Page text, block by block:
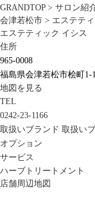
GRANDTOP > サロン紹
会津若松市 > エステテ
エステティック イシス
住所
965-0008
福島県会津若松市桧町1-
地図を見る
TEL
0242-23-1166
取扱いブランド 取扱い
オプション
サービス
ハーブトリートメント
店舗周辺地図